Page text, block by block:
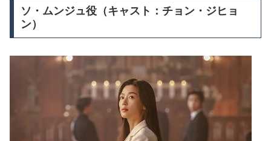
ソ・ムンジュ役（キャスト：チョン・ジヒョ
ン）